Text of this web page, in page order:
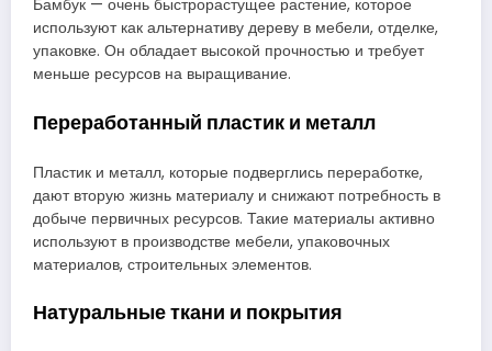
Бамбук — очень быстрорастущее растение, которое
используют как альтернативу дереву в мебели, отделке,
упаковке. Он обладает высокой прочностью и требует
меньше ресурсов на выращивание.
Переработанный пластик и металл
Пластик и металл, которые подверглись переработке,
дают вторую жизнь материалу и снижают потребность в
добыче первичных ресурсов. Такие материалы активно
используют в производстве мебели, упаковочных
материалов, строительных элементов.
Натуральные ткани и покрытия